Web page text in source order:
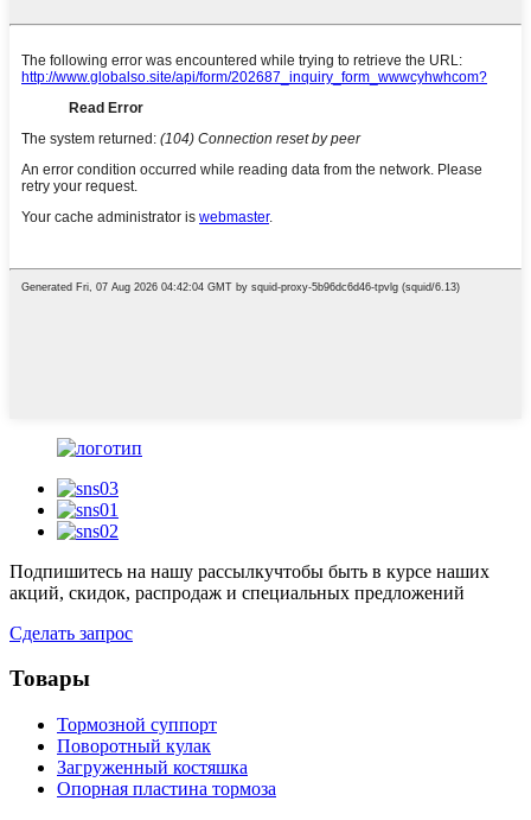
Подпишитесь на нашу рассылкучтобы быть в курсе наших
акций, скидок, распродаж и специальных предложений
Сделать запрос
Товары
Тормозной суппорт
Поворотный кулак
Загруженный костяшка
Опорная пластина тормоза